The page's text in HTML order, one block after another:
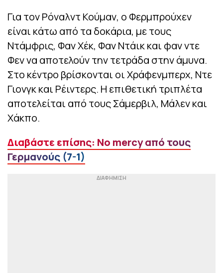
Για τον Ρόναλντ Κούμαν, ο Φερμπρούχεν
είναι κάτω από τα δοκάρια, με τους
Ντάμφρις, Φαν Χέκ, Φαν Ντάικ και φαν ντε
Φεν να αποτελούν την τετράδα στην άμυνα.
Στο κέντρο βρίσκονται οι Χράφενμπερχ, Ντε
Γιονγκ και Ρέιντερς. Η επιθετική τριπλέτα
αποτελείται από τους Σάμερβιλ, Μάλεν και
Χάκπο.
Διαβάστε επίσης: No mercy από τους
Γερμανούς (7-1)